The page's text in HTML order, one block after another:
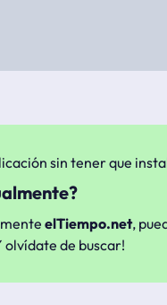
sin tener que
elTiempo.net,
de buscar!